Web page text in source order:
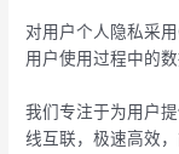
对用户个人隐私采
用户使用过程中的数
我们专注于为用户
线互联，极速高效